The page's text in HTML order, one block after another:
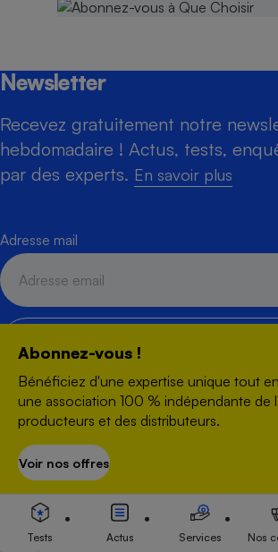
Newsletter
Recevez gratuitement notre
hebdomadaire ! Actus, tests,
par des experts. En savoir plus
Adresse mail
Abonnez-vous !
Bénéficiez d'une expertise unique tout
une association 100 % indépendante de
producteurs et des distributeurs.
Voir nos offres
Créée en 1951, Que Choisir Ensemble est
non lucratif qui agit, en toute
droits des consommateurs et des usagers,
enjeux sanitaires, sociétaux et
Tests Actus Services Nos